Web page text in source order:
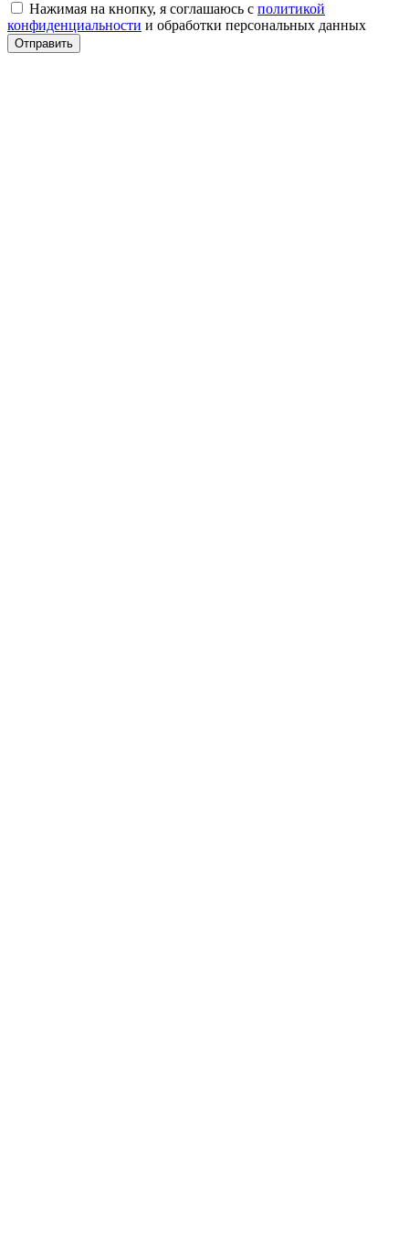
Нажимая на кнопку, я соглашаюсь с политикой
конфиденциальности и обработки персональных данных